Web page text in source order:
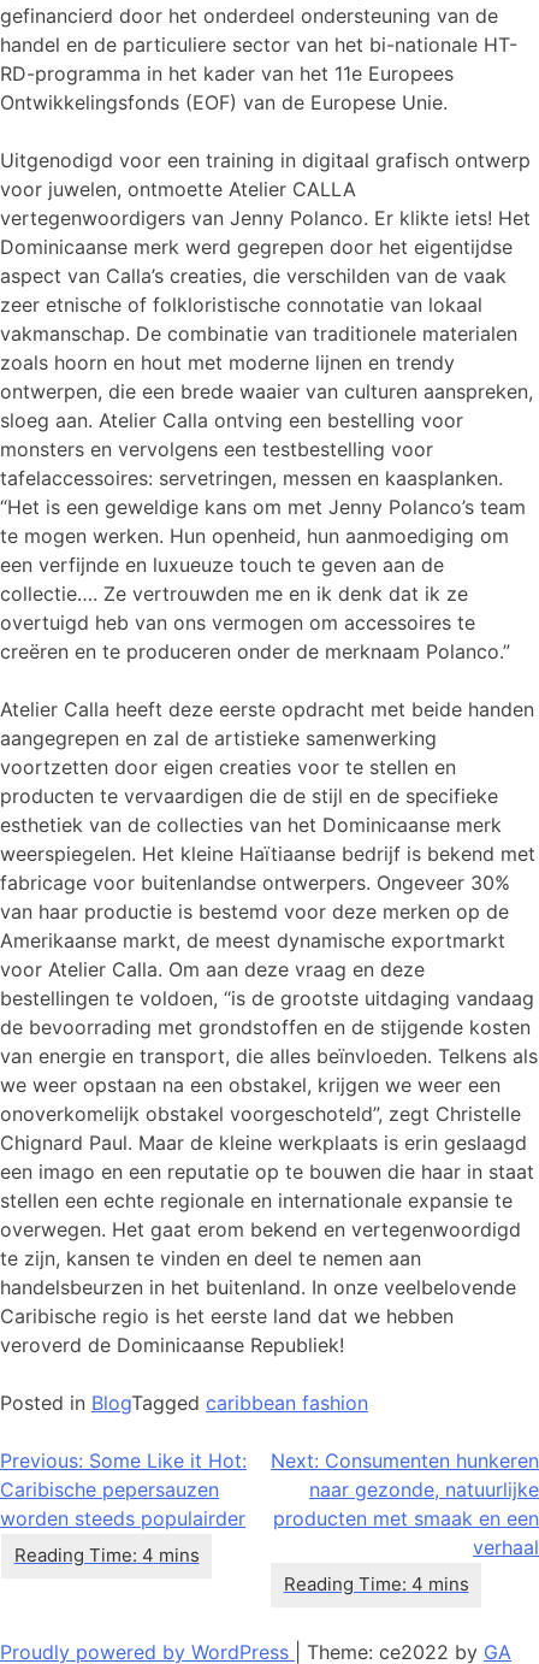
gefinancierd door het onderdeel ondersteuning van de
handel en de particuliere sector van het bi-nationale HT-
RD-programma in het kader van het 11e Europees
Ontwikkelingsfonds (EOF) van de Europese Unie.
Uitgenodigd voor een training in digitaal grafisch ontwerp
voor juwelen, ontmoette Atelier CALLA
vertegenwoordigers van Jenny Polanco. Er klikte iets! Het
Dominicaanse merk werd gegrepen door het eigentijdse
aspect van Calla’s creaties, die verschilden van de vaak
zeer etnische of folkloristische connotatie van lokaal
vakmanschap. De combinatie van traditionele materialen
zoals hoorn en hout met moderne lijnen en trendy
ontwerpen, die een brede waaier van culturen aanspreken,
sloeg aan. Atelier Calla ontving een bestelling voor
monsters en vervolgens een testbestelling voor
tafelaccessoires: servetringen, messen en kaasplanken.
“Het is een geweldige kans om met Jenny Polanco’s team
te mogen werken. Hun openheid, hun aanmoediging om
een verfijnde en luxueuze touch te geven aan de
collectie…. Ze vertrouwden me en ik denk dat ik ze
overtuigd heb van ons vermogen om accessoires te
creëren en te produceren onder de merknaam Polanco.”
Atelier Calla heeft deze eerste opdracht met beide handen
aangegrepen en zal de artistieke samenwerking
voortzetten door eigen creaties voor te stellen en
producten te vervaardigen die de stijl en de specifieke
esthetiek van de collecties van het Dominicaanse merk
weerspiegelen. Het kleine Haïtiaanse bedrijf is bekend met
fabricage voor buitenlandse ontwerpers. Ongeveer 30%
van haar productie is bestemd voor deze merken op de
Amerikaanse markt, de meest dynamische exportmarkt
voor Atelier Calla. Om aan deze vraag en deze
bestellingen te voldoen, “is de grootste uitdaging vandaag
de bevoorrading met grondstoffen en de stijgende kosten
van energie en transport, die alles beïnvloeden. Telkens als
we weer opstaan na een obstakel, krijgen we weer een
onoverkomelijk obstakel voorgeschoteld”, zegt Christelle
Chignard Paul. Maar de kleine werkplaats is erin geslaagd
een imago en een reputatie op te bouwen die haar in staat
stellen een echte regionale en internationale expansie te
overwegen. Het gaat erom bekend en vertegenwoordigd
te zijn, kansen te vinden en deel te nemen aan
handelsbeurzen in het buitenland. In onze veelbelovende
Caribische regio is het eerste land dat we hebben
veroverd de Dominicaanse Republiek!
Posted in BlogTagged caribbean fashion
Bericht
navigatie
Previous: Some Like it Hot:
Caribische pepersauzen
worden steeds populairder
Next: Consumenten hunkeren
naar gezonde, natuurlijke
producten met smaak en een
verhaal
Proudly powered by WordPress Theme: ce2022 by GA